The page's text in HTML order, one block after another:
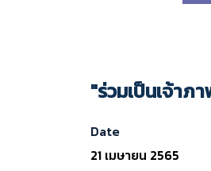
"ร่วมเป็นเจ้าภ
Date
21 เมษายน 2565